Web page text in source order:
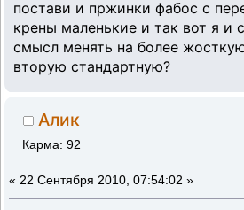
постави и пржинки фабос с
крены маленькие и так вот я и
смысл менять на более
вторую стандартную?
Алик
Карма: 92
« 22 Сентября 2010, 07:54:02 »